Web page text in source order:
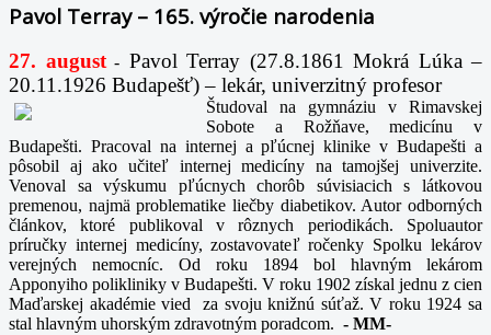
Pavol Terray – 165. výročie narodenia
27. august- Pavol Terray (27.8.1861 Mokrá Lúka –
20.11.1926 Budapešť) – lekár, univerzitný profesor
Študoval na gymnáziu v Rimavskej
Sobote a Rožňave, medicínu v
Budapešti. Pracoval na internej a pľúcnej klinike v Budapešti a
pôsobil aj ako učiteľ internej medicíny na tamojšej univerzite.
Venoval sa výskumu pľúcnych chorôb súvisiacich s látkovou
premenou, najmä problematike liečby diabetikov. Autor odborných
článkov, ktoré publikoval v rôznych periodikách. Spoluautor
príručky internej medicíny, zostavovateľ ročenky Spolku lekárov
verejných nemocníc. Od roku 1894 bol hlavným lekárom
Apponyiho polikliniky v Budapešti. V roku 1902 získal jednu z cien
Maďarskej akadémie vied za svoju knižnú súťaž. V roku 1924 sa
stal hlavným uhorským zdravotným poradcom. - MM-